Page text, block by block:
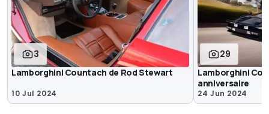
3
Lamborghini Countach de Rod Stewart
10 Jul 2024
29
Lamborghini
anniversaire
24 Jun 2024